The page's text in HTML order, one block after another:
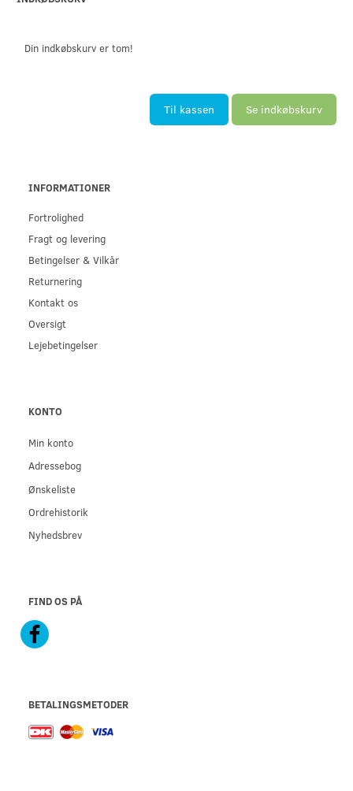
Din indkøbskurv er tom!
Til kassen Se indkøbskurv
INFORMATIONER
Fortrolighed
Fragt og levering
Betingelser & Vilkår
Returnering
Kontakt os
Oversigt
Lejebetingelser
KONTO
Min konto
Adressebog
Ønskeliste
Ordrehistorik
Nyhedsbrev
FIND OS PÅ
BETALINGSMETODER